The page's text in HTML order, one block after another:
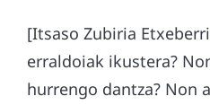
[Itsaso Zubiria
erraldoiak ikustera?
hurrengo dantza? Non